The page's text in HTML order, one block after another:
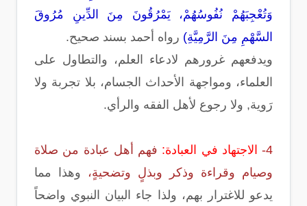
وَتُعْجِبَهُمْ نُفُوسُهُمْ، يَمْرُقُونَ مِنَ الدِّينِ مُرُوقَ
السَّهْمِ مِنَ الرَّمِيَّةِ) رواه أحمد بسند صحيح.
ويدفعهم غرورهم لادعاء العلم، والتطاول على
العلماء، ومواجهة الأحداث الجسام، بلا تجربة ولا
رَوية, ولا رجوع لأهل الفقه والرأي.
4- الاجتهاد في العبادة: فهم أهل عبادة من صلاة
وصيام وقراءة وذكر وبذلٍ وتضحيةٍ،
وهذا مما
يدعو للاغترار بهم، ولذا جاء البيان النبوي واضحاً